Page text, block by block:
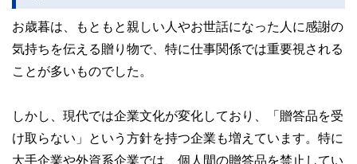
お歳暮は、もともと親しい人やお世話になった人に感謝の
気持ちを伝える贈り物で、特に仕事関係では重要視される
ことが多いものでした。
しかし、現代では企業文化が変化しており、「贈答品を受
け取らない」という方針を持つ企業も増えています。特に
大手企業や外資系企業では、個人間の贈答品を禁止してい